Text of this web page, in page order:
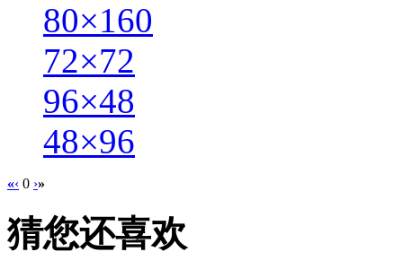
80×160
72×72
96×48
48×96
«‹ 0 ›»
猜您还喜欢